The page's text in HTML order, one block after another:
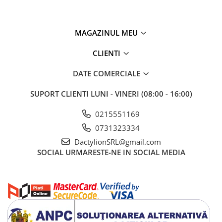
Pe langa actiunea de curatare si degresare, produsul contribuie la
improspatarea aspectului suprafetelor si ofera protectie
impotriva efectelor razelor UV, ajutand la mentinerea unui aspect
MAGAZINUL MEU
CLIENTI
DATE COMERCIALE
SUPORT CLIENTI LUNI - VINERI (08:00 - 16:00)
0215551169
0731323334
DactylionSRL@gmail.com
SOCIAL URMARESTE-NE IN SOCIAL MEDIA